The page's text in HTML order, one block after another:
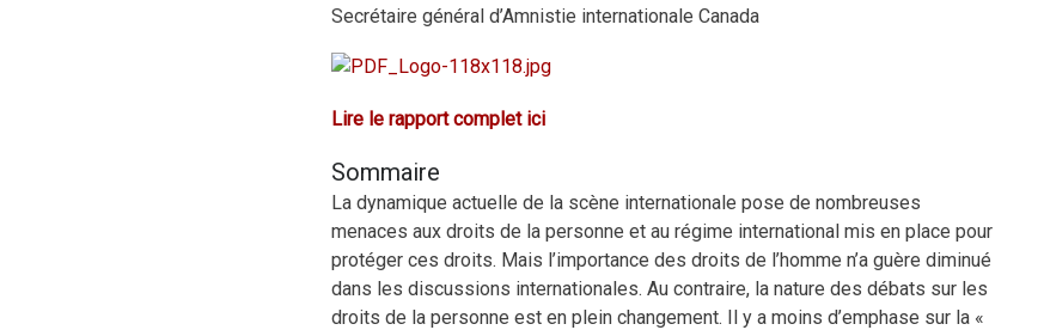
Secrétaire général d’Amnistie internationale Canada
Lire le rapport complet ici
Sommaire
La dynamique actuelle de la scène internationale pose de nombreuses
menaces aux droits de la personne et au régime international mis en place pour
protéger ces droits. Mais l’importance des droits de l’homme n’a guère diminué
dans les discussions internationales. Au contraire, la nature des débats sur les
droits de la personne est en plein changement. Il y a moins d’emphase sur la «